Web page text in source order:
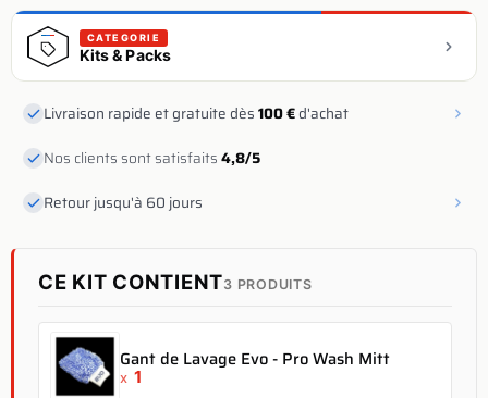
CATEGORIE
Kits & Packs
Livraison rapide et gratuite dès100 €d'achat
Nos clients sont satisfaits4,8/5
Retour jusqu'à 60 jours
CE KIT CONTIENT3 PRODUITS
Gant de Lavage Evo - Pro Wash Mitt
x 1